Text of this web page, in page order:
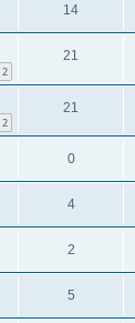
14
2
21
2
21
0
4
2
5